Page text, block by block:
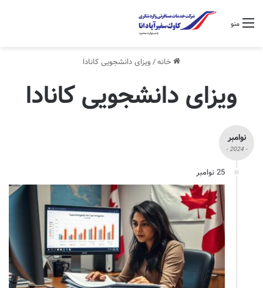
منو
خانه/ویزای دانشجویی کانادا
ویزای دانشجویی کانادا
نوامبر
- 2024 -
25 نوامبر